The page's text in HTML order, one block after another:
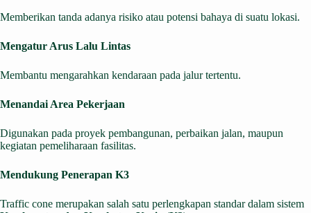
Memberikan tanda adanya risiko atau potensi bahaya di suatu lokasi.
Mengatur Arus Lalu Lintas
Membantu mengarahkan kendaraan pada jalur tertentu.
Menandai Area Pekerjaan
Digunakan pada proyek pembangunan, perbaikan jalan, maupun
kegiatan pemeliharaan fasilitas.
Mendukung Penerapan K3
Traffic cone merupakan salah satu perlengkapan standar dalam sistem